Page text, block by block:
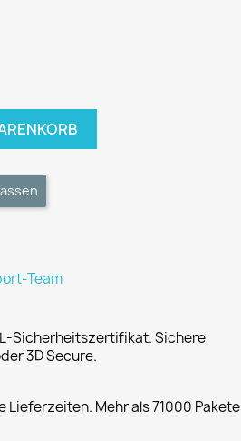
Team
Sicherheitszertifikat. Sichere
3D Secure.
Mehr als 71000 Pakete